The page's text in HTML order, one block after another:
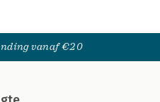
vanaf €20